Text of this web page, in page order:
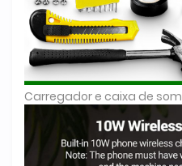
Carregador e caixa de som